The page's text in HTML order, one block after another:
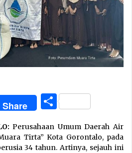
Share Share
Perusahaan Umum Daerah Air
Tirta” Kota Gorontalo, pada
34 tahun. Artinya, sejauh ini